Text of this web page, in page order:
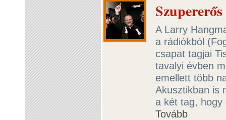
A Larry
a rádiókból
csapat tagjai
tavalyi évben
emellett több
Akusztikban is
a két tag, hogy
Tovább